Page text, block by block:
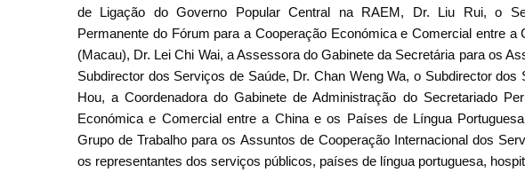
de Ligação do Governo Popular Central na RAEM, Dr. Liu Rui, o
Permanente do Fórum para a Cooperação Económica e Comercial entre
(Macau), Dr. Lei Chi Wai, a Assessora do Gabinete da Secretária para os
Subdirector dos Serviços de Saúde, Dr. Chan Weng Wa, o Subdirector dos
Hou, a Coordenadora do Gabinete de Administração do Secretariado
Económica e Comercial entre a China e os Países de Língua
Grupo de Trabalho para os Assuntos de Cooperação Internacional dos
os representantes dos serviços públicos, países de língua portuguesa,